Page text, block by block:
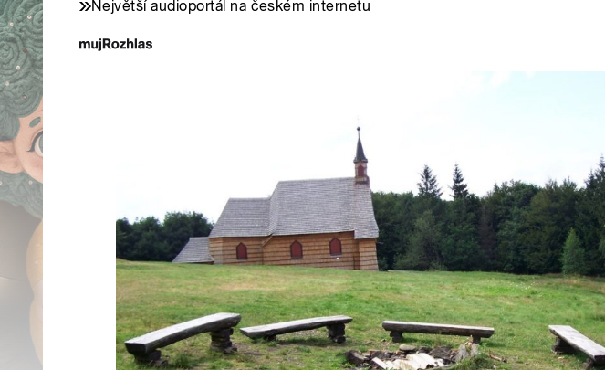
Největší audioportál na českém internetu